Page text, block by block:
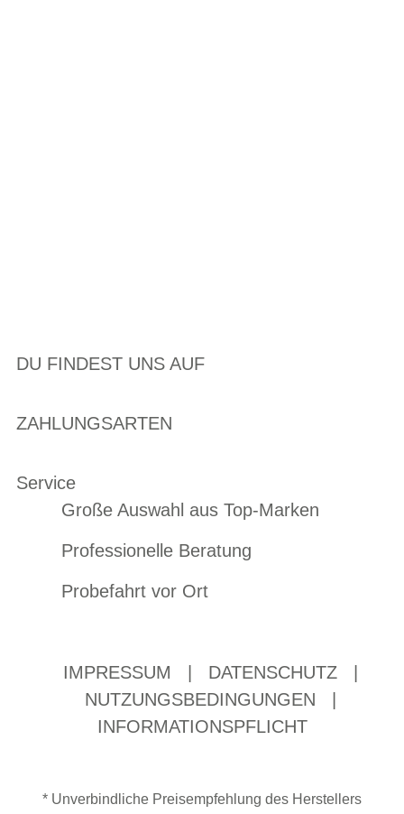
DU FINDEST UNS AUF
ZAHLUNGSARTEN
Service
Große Auswahl aus Top-Marken
Professionelle Beratung
Probefahrt vor Ort
IMPRESSUM DATENSCHUTZ
NUTZUNGSBEDINGUNGEN
INFORMATIONSPFLICHT
* Unverbindliche Preisempfehlung des Herstellers